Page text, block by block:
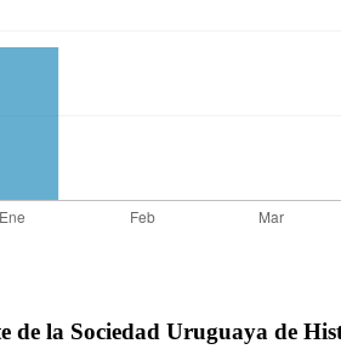
de la Sociedad Uruguaya de